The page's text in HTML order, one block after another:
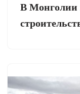
В Монголии